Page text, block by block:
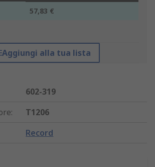
57,83 €
Aggiungi alla tua lista
602-319
:
T1206
Record